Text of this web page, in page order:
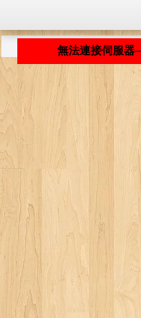
無法連接伺服器
程式